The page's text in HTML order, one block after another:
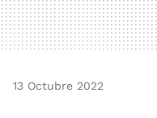
13 Octubre 2022